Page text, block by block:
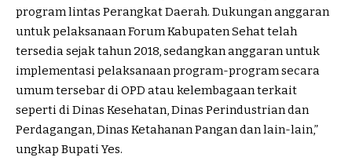
program lintas Perangkat Daerah. Dukungan anggaran
untuk pelaksanaan Forum Kabupaten Sehat telah
tersedia sejak tahun 2018, sedangkan anggaran untuk
implementasi pelaksanaan program-program secara
umum tersebar di OPD atau kelembagaan terkait
seperti di Dinas Kesehatan, Dinas Perindustrian dan
Perdagangan, Dinas Ketahanan Pangan dan lain-lain,”
ungkap Bupati Yes.